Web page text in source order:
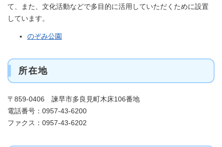
て、また、文化活動などで多目的に活用していただくために設置
しています。
のぞみ公園
所在地
〒859-0406 諫早市多良見町木床106番地
電話番号：0957-43-6200
ファクス：0957-43-6202